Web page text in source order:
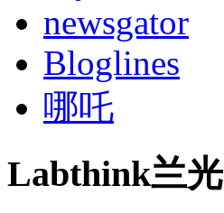
newsgator
Bloglines
哪吒
Labthink兰光